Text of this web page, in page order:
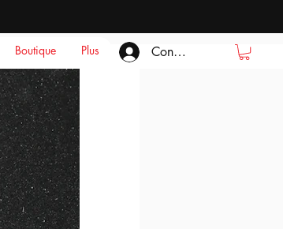
Boutique Plus Connexion